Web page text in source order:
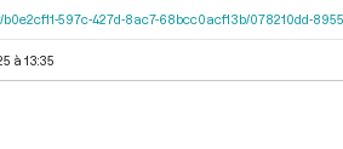
b0e2cf11-597c-427d-8ac7-68bcc0acf13b/078210dd-
à 13:35